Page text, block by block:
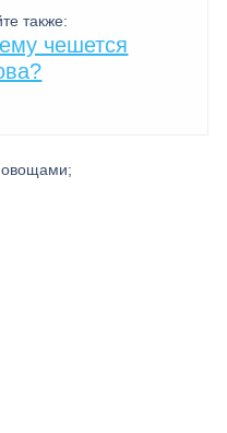
также:
чешется
овощами;